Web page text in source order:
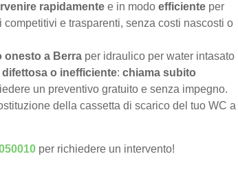
rapidamente e in modo efficiente per
e trasparenti, senza costi nascosti o
onesto a Berra per idraulico per water intasato
o inefficiente: chiama subito
un preventivo gratuito e senza impegno.
della cassetta di scarico del tuo WC a
per richiedere un intervento!